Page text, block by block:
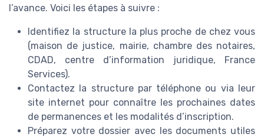
l’avance. Voici les étapes à suivre :
Identifiez la structure la plus proche de chez vous
(maison de justice, mairie, chambre des notaires,
CDAD, centre d’information juridique, France
Services).
Contactez la structure par téléphone ou via leur
site internet pour connaître les prochaines dates
de permanences et les modalités d’inscription.
Préparez votre dossier avec les documents utiles